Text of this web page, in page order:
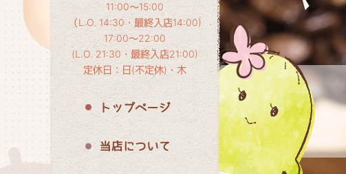
11:00～15:00
（L.O. 14:30・最終入店14:00)
17:00～22:00
(L.O. 21:30・最終入店21:00)
定休日：日(不定休)・木